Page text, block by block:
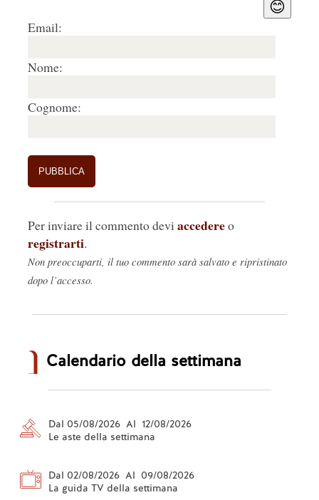
😊
Email:
Nome:
Cognome:
Per inviare il commento devi accedereo
registrarti.
Non preoccuparti, il tuo commento sarà salvato e ripristinato
dopo l’accesso.
Calendario della settimana
Dal 05/08/2026 Al 12/08/2026
Le aste della settimana
Dal 02/08/2026 Al 09/08/2026
La guida TV della settimana